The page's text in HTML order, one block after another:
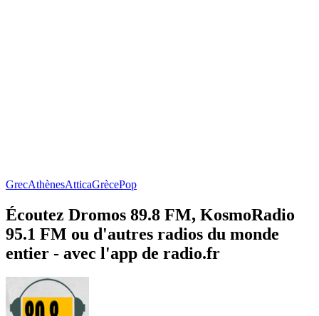
GrecAthènesAtticaGrècePop
Écoutez Dromos 89.8 FM, KosmoRadio
95.1 FM ou d'autres radios du monde
entier - avec l'app de radio.fr